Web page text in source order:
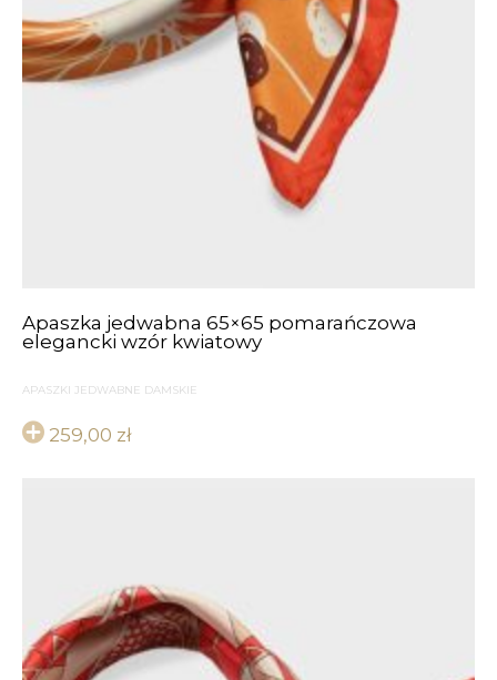
Apaszka jedwabna 65×65 pomarańczowa
elegancki wzór kwiatowy
APASZKI JEDWABNE DAMSKIE
259,00 zł